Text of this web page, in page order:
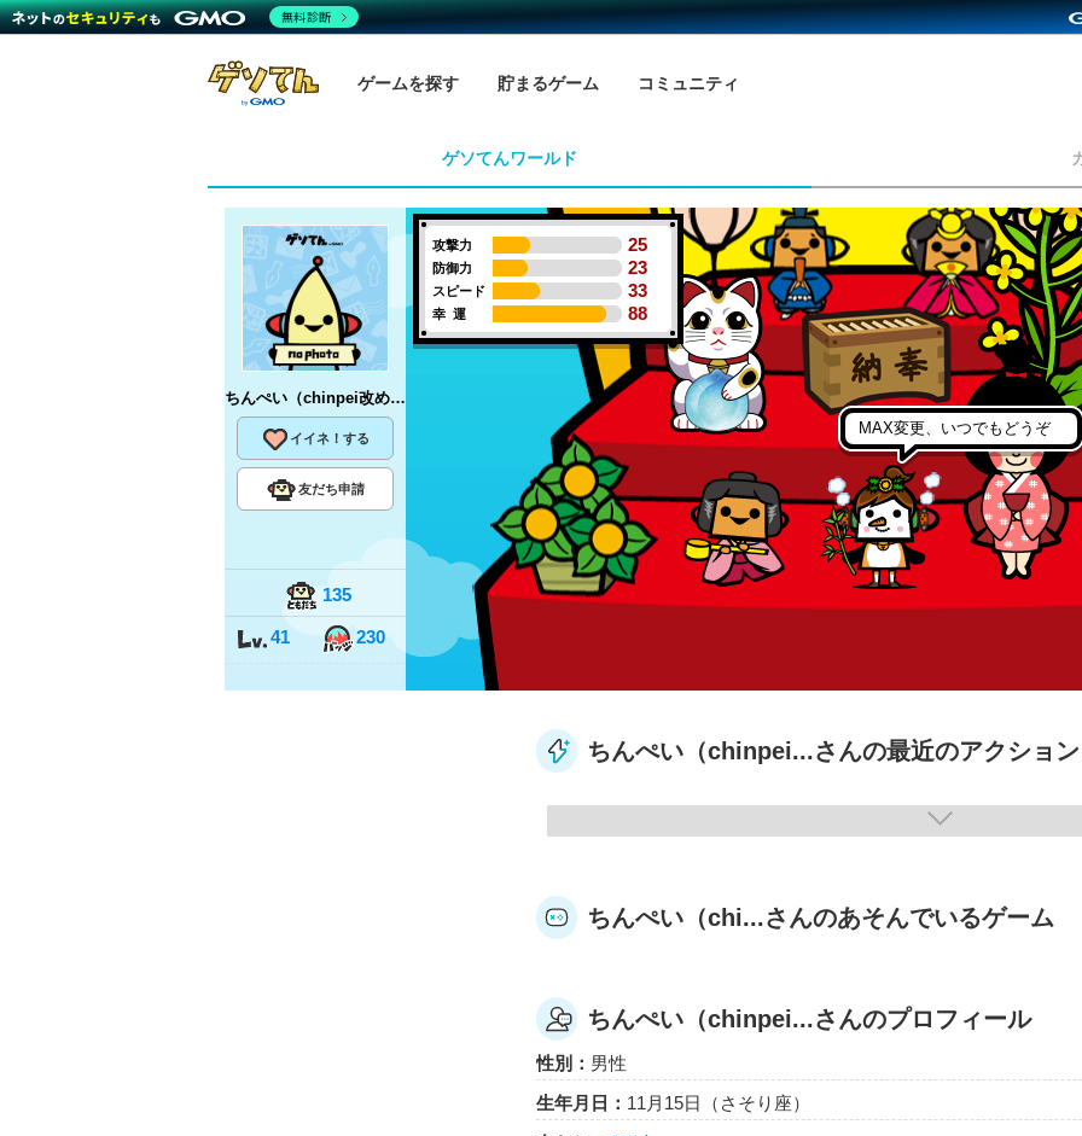
ゲームを探す 貯まるゲーム コミュニティ
ゲソてんワールド
ちんぺい（chinpei改め）
イイネ！する
友だち申請
135
41 230
攻撃力 25
防御力 23
スピード 33
幸 運 88
MAX変更、いつでもどうぞ
ちんぺい（chinpei...さんの最近のアクション
ちんぺい（chi...さんのあそんでいるゲーム
ちんぺい（chinpei...さんのプロフィール
性別： 男性
生年月日： 11月15日（さそり座）
無料診断